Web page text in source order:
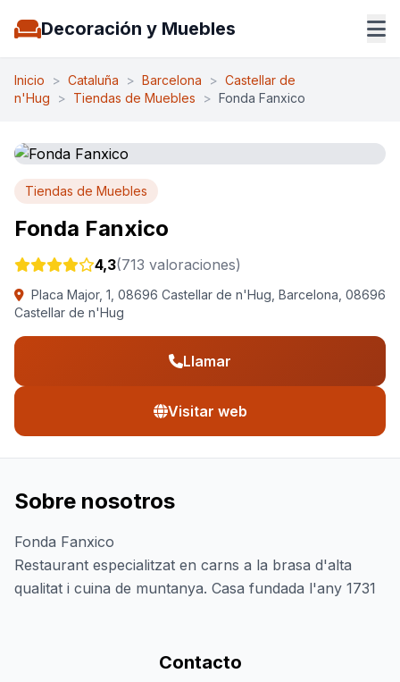
Decoración y Muebles
Inicio > Cataluña > Barcelona > Castellar de
n'Hug
> Tiendas de Muebles > Fonda Fanxico
Tiendas de Muebles
Fonda Fanxico
4,3(713 valoraciones)
Placa Major, 1, 08696 Castellar de n'Hug, Barcelona, 08696
Castellar de n'Hug
Llamar
Visitar web
Sobre nosotros
Fonda Fanxico
Restaurant especialitzat en carns a la brasa d'alta
qualitat i cuina de muntanya. Casa fundada l'any 1731
Contacto